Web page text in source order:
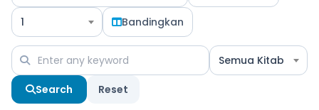
1 Bandingkan
Semua Kitab
Search Reset